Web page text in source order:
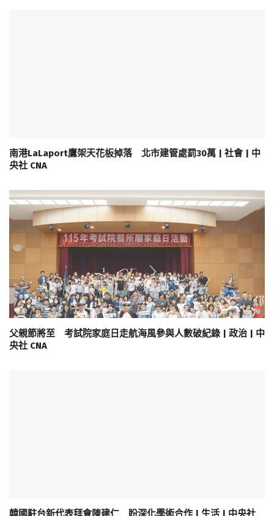
南港LaLaport鷹架天花板掉落 北市建管處罰30萬 | 社會 | 中
央社 CNA
父親節將至 考試院家庭日走航海風參與人數破紀錄 | 政治 | 中
央社 CNA
韓國駐台新代表拜會陳建仁 盼深化學術合作 | 生活 | 中央社